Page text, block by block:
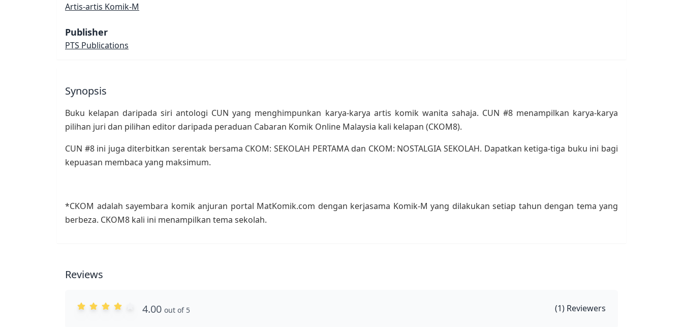
Artis-artis Komik-M
Publisher
PTS Publications
Synopsis
Buku kelapan daripada siri antologi CUN yang menghimpunkan karya-karya artis komik wanita sahaja. CUN #8 menampilkan karya-karya
pilihan juri dan pilihan editor daripada peraduan Cabaran Komik Online Malaysia kali kelapan (CKOM8).
CUN #8 ini juga diterbitkan serentak bersama CKOM: SEKOLAH PERTAMA dan CKOM: NOSTALGIA SEKOLAH. Dapatkan ketiga-tiga buku ini bagi
kepuasan membaca yang maksimum.
*CKOM adalah sayembara komik anjuran portal MatKomik.com dengan kerjasama Komik-M yang dilakukan setiap tahun dengan tema yang
berbeza. CKOM8 kali ini menampilkan tema sekolah.
Reviews
4.00 out of 5 (1) Reviewers